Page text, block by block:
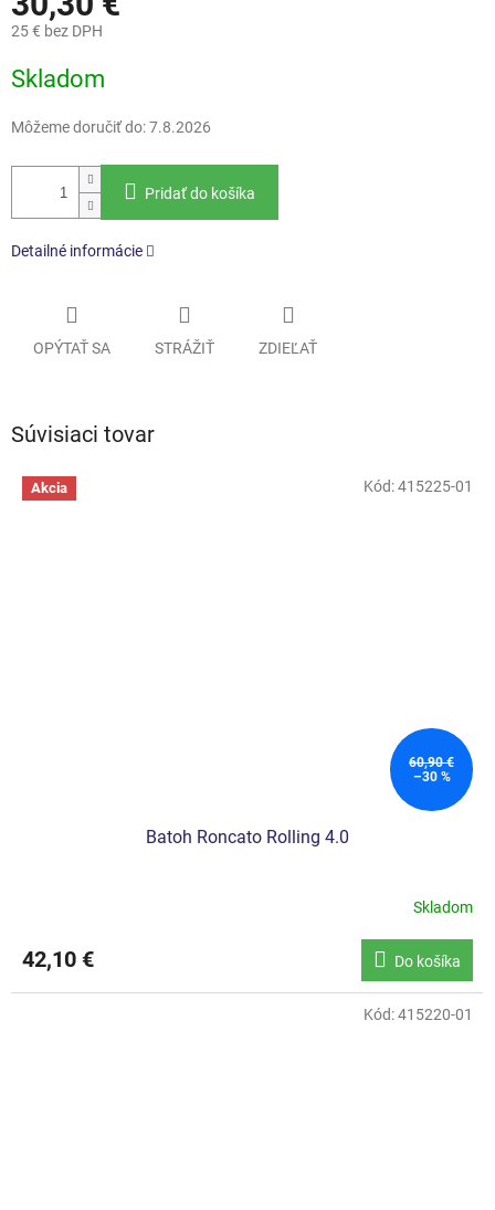
25 € bez DPH
cena:
Skladom
Môžeme doručiť do:7.8.2026
Pridať do košíka
Detailné informácie
OPÝTAŤ SA STRÁŽIŤ ZDIEĽAŤ
Súvisiaci tovar
Akcia
60,90 €
–30 %
Batoh Roncato Rolling 4.0
Skladom
42,10 € Do košíka
Kód:415225-01
Kód:415220-01